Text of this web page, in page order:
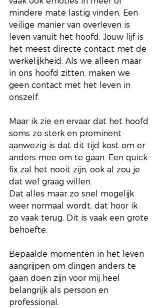
mindere mate lastig vinden. Een
veilige manier van overleven is
leven vanuit het hoofd. Jouw lijf is
het meest directe contact met de
werkelijkheid. Als we alleen maar
in ons hoofd zitten, maken we
geen contact met het leven in
onszelf.
Maar ik zie en ervaar dat het hoofd
soms zo sterk en prominent
aanwezig is dat dit tijd kost om er
anders mee om te gaan. Een quick
fix zal het nooit zijn, ook al zou je
dat wel graag willen.
Dat alles maar zo snel mogelijk
weer normaal wordt, dat hoor ik
zo vaak terug. Dit is vaak een grote
behoefte.
Bepaalde momenten in het leven
aangrijpen om dingen anders te
gaan doen zijn voor mij heel
belangrijk als persoon en
professional.